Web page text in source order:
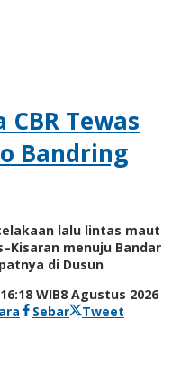
Tewas
Bandring
lalu lintas maut
menuju Bandar
di Dusun
WIB8 Agustus 2026
Sebar Tweet